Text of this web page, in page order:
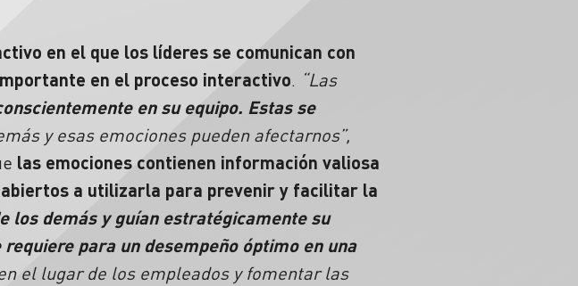
en el que los líderes se comunican con
en el proceso interactivo. “Las
en su equipo. Estas se
y esas emociones pueden afectarnos”,
las emociones contienen información valiosa
abiertos a utilizarla para prevenir y facilitar la
los demás y guían estratégicamente su
para un desempeño óptimo en una
el lugar de los empleados y fomentar las